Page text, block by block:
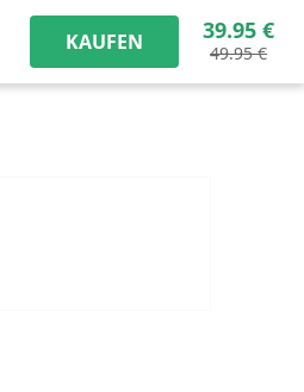
KAUFEN 39.95 €
49.95 €